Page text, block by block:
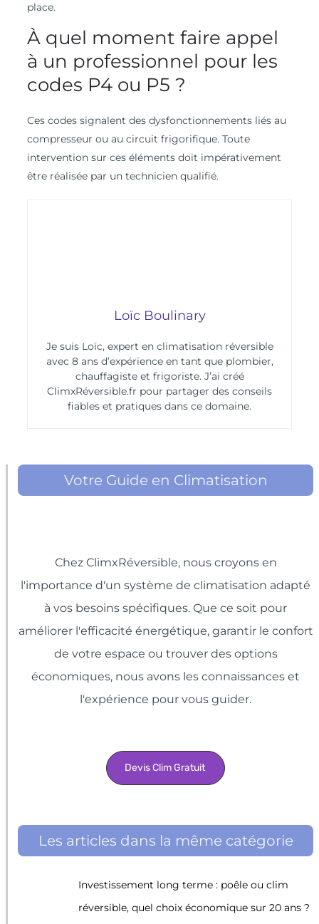
place.
À quel moment faire appel
à un professionnel pour les
codes P4 ou P5 ?
Ces codes signalent des dysfonctionnements liés au
compresseur ou au circuit frigorifique. Toute
intervention sur ces éléments doit impérativement
être réalisée par un technicien qualifié.
Loïc Boulinary
Je suis Loïc, expert en climatisation réversible
avec 8 ans d’expérience en tant que plombier,
chauffagiste et frigoriste. J’ai créé
ClimxRéversible.fr pour partager des conseils
fiables et pratiques dans ce domaine.
Votre Guide en Climatisation
Chez ClimxRéversible, nous croyons en
l'importance d'un système de climatisation adapté
à vos besoins spécifiques. Que ce soit pour
améliorer l'efficacité énergétique, garantir le confort
de votre espace ou trouver des options
économiques, nous avons les connaissances et
l'expérience pour vous guider.
Devis Clim Gratuit
Les articles dans la même catégorie
Investissement long terme : poêle ou clim
réversible, quel choix économique sur 20 ans ?